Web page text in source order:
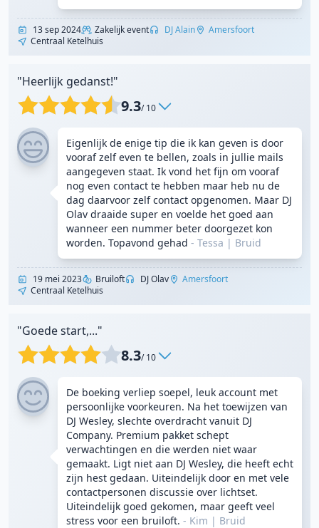
13 sep 2024 Zakelijk event DJ Alain
Amersfoort
Centraal Ketelhuis
"Heerlijk gedanst!"
9.3/ 10
Eigenlijk de enige tip die ik kan geven is door
vooraf zelf even te bellen, zoals in jullie mails
aangegeven staat. Ik vond het fijn om vooraf
nog even contact te hebben maar heb nu de
dag daarvoor zelf contact opgenomen. Maar DJ
Olav draaide super en voelde het goed aan
wanneer een nummer beter doorgezet kon
worden. Topavond gehad - Tessa | Bruid
19 mei 2023 Bruiloft DJ Olav
Amersfoort
Centraal Ketelhuis
"Goede start,..."
8.3/ 10
De boeking verliep soepel, leuk account met
persoonlijke voorkeuren. Na het toewijzen van
DJ Wesley, slechte overdracht vanuit DJ
Company. Premium pakket schept
verwachtingen en die werden niet waar
gemaakt. Ligt niet aan DJ Wesley, die heeft echt
zijn hest gedaan. Uiteindelijk door en met vele
contactpersonen discussie over lichtset.
Uiteindelijk goed gekomen, maar geeft veel
stress voor een bruiloft. - Kim | Bruid